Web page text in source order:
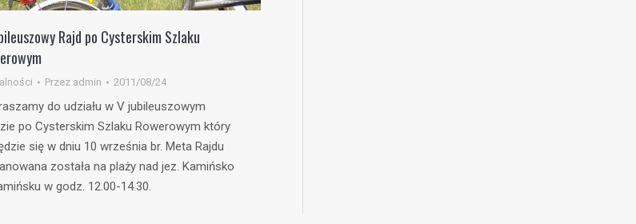
Rajd po Cysterskim Szlaku
Przez admin 2011/08/24
do udziału w V jubileuszowym
po Cysterskim Szlaku Rowerowym który
się w dniu 10 września br. Meta Rajdu
została na plaży nad jez. Kamińsko
w godz. 12.00-14.30.